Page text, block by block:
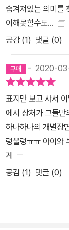
숨겨져있는 의미를
이해못할수도...
공감 (1) 댓글 (0)
- 2020-
표지만 보고 사서
에서 상처가 그들
하나하나의 개별장
렁울렁ㅠㅠ 아이와
계
공감 (1) 댓글 (0)